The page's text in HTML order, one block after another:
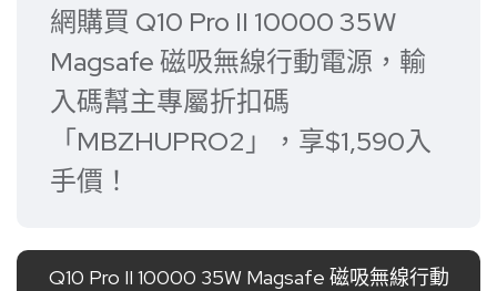
網購買 Q10 Pro II 10000 35W
Magsafe 磁吸無線行動電源，輸
入碼幫主專屬折扣碼
「MBZHUPRO2」，享$1,590入
手價！
Q10 Pro II 10000 35W Magsafe 磁吸無線行動